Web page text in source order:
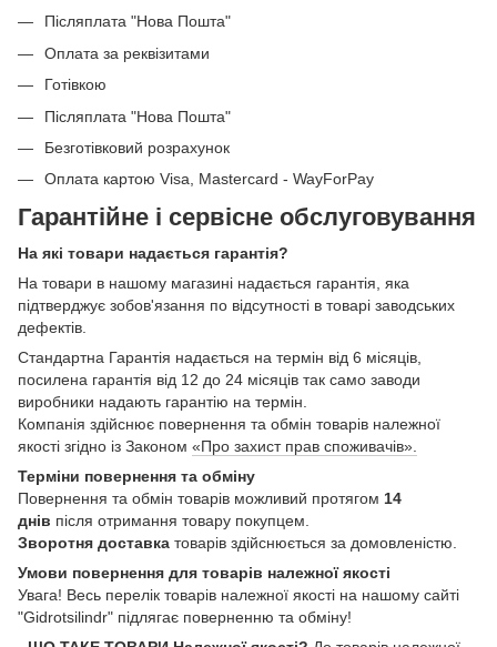
Післяплата "Нова Пошта"
Оплата за реквізитами
Готівкою
Післяплата "Нова Пошта"
Безготівковий розрахунок
Оплата картою Visa, Mastercard - WayForPay
Гарантійне і сервісне обслуговування
На які товари надається гарантія?
На товари в нашому магазині надається гарантія, яка
підтверджує зобов'язання по відсутності в товарі заводських
дефектів.
Стандартна Гарантія надається на термін від 6 місяців,
посилена гарантія від 12 до 24 місяців так само заводи
виробники надають гарантію на термін.
Компанія здійснює повернення та обмін товарів належної
якості згідно із Законом «Про захист прав споживачів».
Терміни повернення та обміну
Повернення та обмін товарів можливий протягом 14
днів після отримання товару покупцем.
Зворотня доставка товарів здійснюється за домовленістю.
Умови повернення для товарів належної якості
Увага! Весь перелік товарів належної якості на нашому сайті
"Gidrotsilindr" підлягає поверненню та обміну!